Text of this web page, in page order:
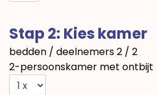
Stap 2: Kies kamer
bedden / deelnemers2 / 2
2-persoonskamer met ontbijt